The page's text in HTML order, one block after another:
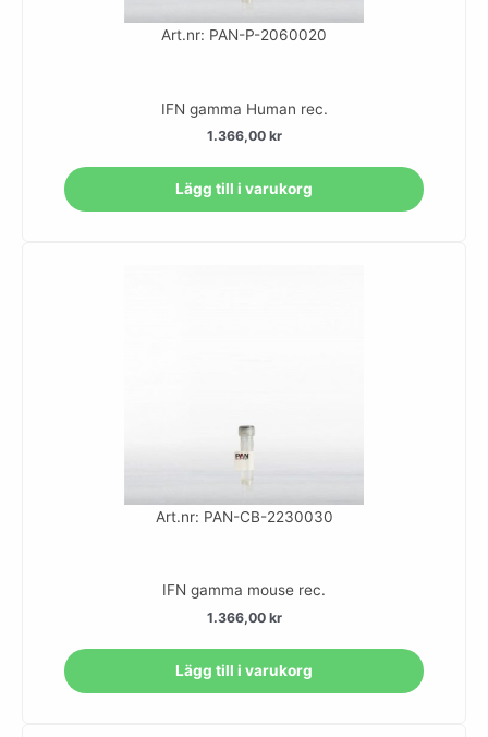
Art.nr: PAN-P-2060020
IFN gamma Human rec.
1.366,00 kr
Lägg till i varukorg
Art.nr: PAN-CB-2230030
IFN gamma mouse rec.
1.366,00 kr
Lägg till i varukorg